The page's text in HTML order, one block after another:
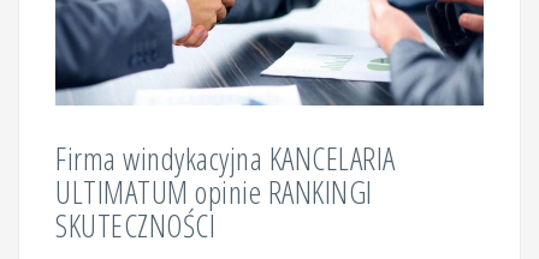
Firma windykacyjna KANCELARIA
ULTIMATUM opinie RANKINGI
SKUTECZNOŚCI